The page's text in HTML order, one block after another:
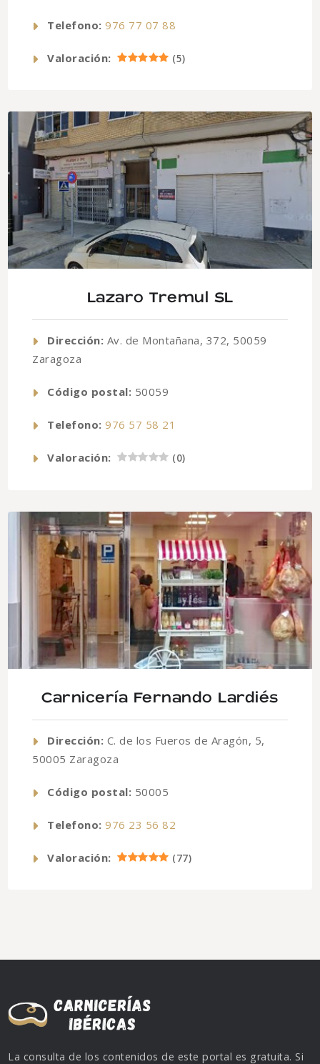
Telefono: 976 77 07 88
Valoración: (5)
Lazaro Tremul SL
Dirección: Av. de Montañana, 372, 50059
Zaragoza
Código postal: 50059
Telefono: 976 57 58 21
Valoración: (0)
Carnicería Fernando Lardiés
Dirección: C. de los Fueros de Aragón, 5,
50005 Zaragoza
Código postal: 50005
Telefono: 976 23 56 82
Valoración: (77)
La consulta de los contenidos de este portal es gratuita. Si